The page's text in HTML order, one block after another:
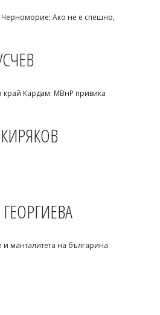
и Стенли разтърсиха
Изгрев на „Странджа
грешка? Тези момчета и
Ако не е спешно,
край Кардам: МВнР привика
ГЕОРГИЕВА
и манталитета на българина